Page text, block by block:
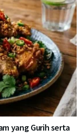
yang Gurih serta